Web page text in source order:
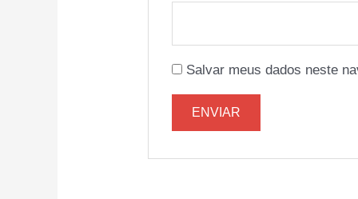
Salvar meus dados neste